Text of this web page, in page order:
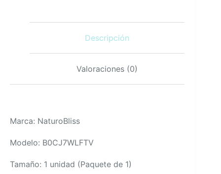
Descripción
Valoraciones (0)
Marca: NaturoBliss
Modelo: B0CJ7WLFTV
Tamaño: 1 unidad (Paquete de 1)